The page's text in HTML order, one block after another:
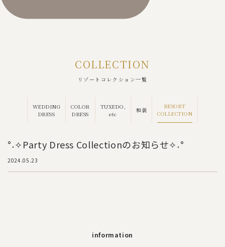
COLLECTION
リゾートコレクション一覧
WEDDING
DRESS
COLOR
DRESS
TUXEDO,
etc
和装
RESORT
COLLECTION
°˖✧Party Dress Collectionのお知らせ✧˖°
2024.05.23
information